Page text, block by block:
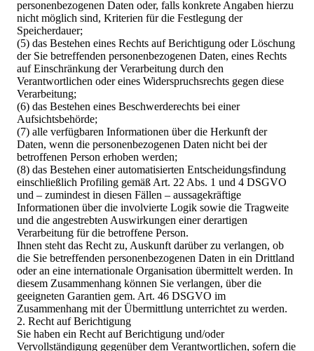
personenbezogenen Daten oder, falls konkrete Angaben hierzu
nicht möglich sind, Kriterien für die Festlegung der
Speicherdauer;
(5) das Bestehen eines Rechts auf Berichtigung oder Löschung
der Sie betreffenden personenbezogenen Daten, eines Rechts
auf Einschränkung der Verarbeitung durch den
Verantwortlichen oder eines Widerspruchsrechts gegen diese
Verarbeitung;
(6) das Bestehen eines Beschwerderechts bei einer
Aufsichtsbehörde;
(7) alle verfügbaren Informationen über die Herkunft der
Daten, wenn die personenbezogenen Daten nicht bei der
betroffenen Person erhoben werden;
(8) das Bestehen einer automatisierten Entscheidungsfindung
einschließlich Profiling gemäß Art. 22 Abs. 1 und 4 DSGVO
und – zumindest in diesen Fällen – aussagekräftige
Informationen über die involvierte Logik sowie die Tragweite
und die angestrebten Auswirkungen einer derartigen
Verarbeitung für die betroffene Person.
Ihnen steht das Recht zu, Auskunft darüber zu verlangen, ob
die Sie betreffenden personenbezogenen Daten in ein Drittland
oder an eine internationale Organisation übermittelt werden. In
diesem Zusammenhang können Sie verlangen, über die
geeigneten Garantien gem. Art. 46 DSGVO im
Zusammenhang mit der Übermittlung unterrichtet zu werden.
2. Recht auf Berichtigung
Sie haben ein Recht auf Berichtigung und/oder
Vervollständigung gegenüber dem Verantwortlichen, sofern die